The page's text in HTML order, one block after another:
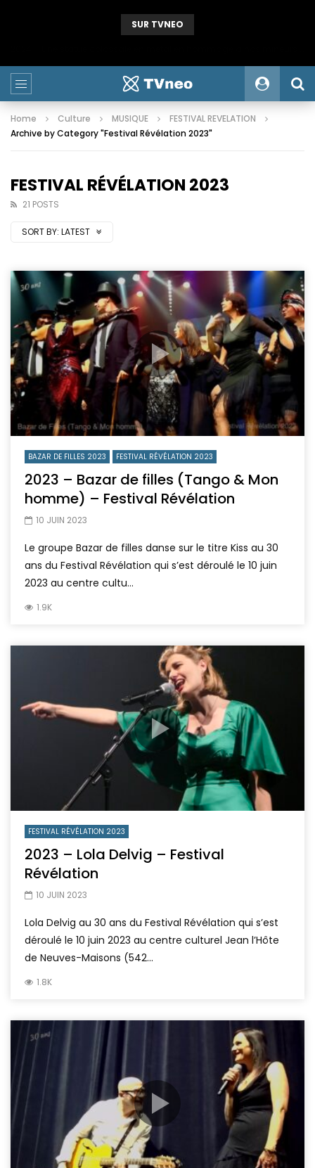
SUR TVNEO
Home Culture MUSIQUE
FESTIVAL REVELATION
Archive by Category "Festival Révélation 2023"
FESTIVAL RÉVÉLATION 2023
21 POSTS
SORT BY: LATEST
BAZAR DE FILLES 2023 FESTIVAL RÉVÉLATION 2023
2023 – Bazar de filles (Tango & Mon
homme) – Festival Révélation
10 JUIN 2023
Le groupe Bazar de filles danse sur le titre Kiss au 30
ans du Festival Révélation qui s’est déroulé le 10 juin
2023 au centre cultu...
1.9K
FESTIVAL RÉVÉLATION 2023
2023 – Lola Delvig – Festival
Révélation
10 JUIN 2023
Lola Delvig au 30 ans du Festival Révélation qui s’est
déroulé le 10 juin 2023 au centre culturel Jean l’Hôte
de Neuves-Maisons (542...
1.8K